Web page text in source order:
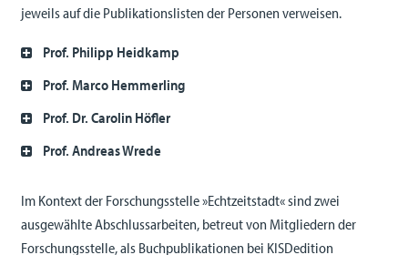
jeweils auf die Publikationslisten der Personen verweisen.
Prof. Philipp Heidkamp
Prof. Marco Hemmerling
Prof. Dr. Carolin Höfler
Prof. Andreas Wrede
Im Kontext der Forschungsstelle »Echtzeitstadt« sind zwei
ausgewählte Abschlussarbeiten, betreut von Mitgliedern der
Forschungsstelle, als Buchpublikationen bei KISDedition